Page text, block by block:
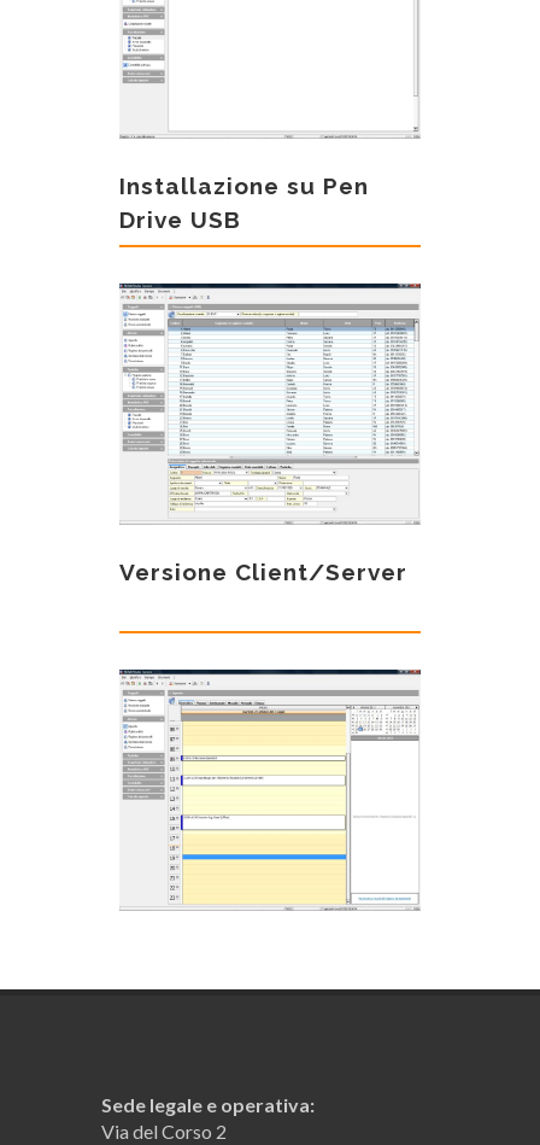
Installazione su Pen
Drive USB
Versione Client/Server
Sede legale e operativa:
Via del Corso 2